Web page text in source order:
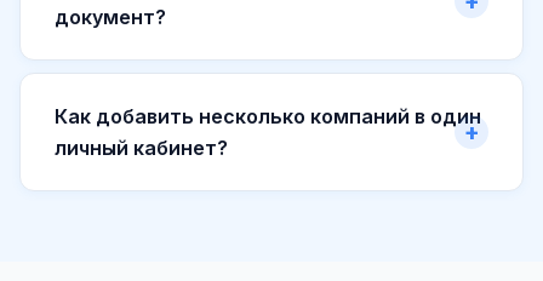
документ?
Как добавить несколько компаний в один
личный кабинет?